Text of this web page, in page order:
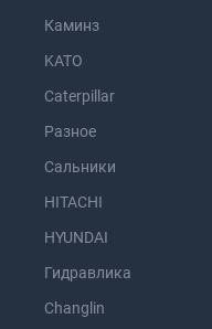
Каминз
KATO
Caterpillar
Разное
Сальники
HITACHI
HYUNDAI
Гидравлика
Changlin